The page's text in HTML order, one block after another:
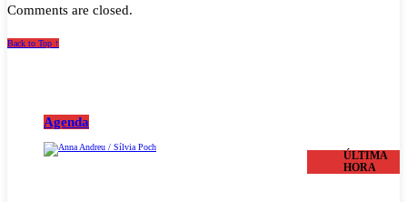
Comments are closed.
Back to Top ↑
Agenda
ÚLTIMA
HORA